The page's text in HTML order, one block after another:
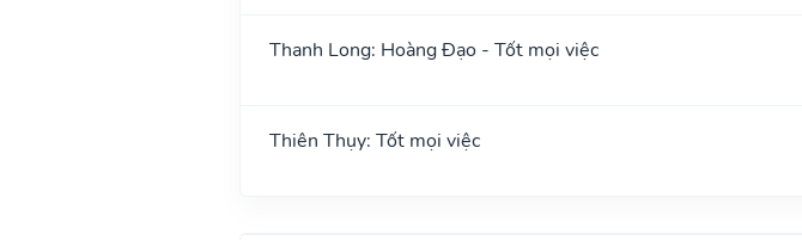
Thanh Long: Hoàng Đạo - Tốt mọi việc
Thiên Thụy: Tốt mọi việc